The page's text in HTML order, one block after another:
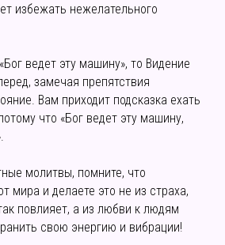
избежать нежелательного
«Бог ведет эту машину», то Видение
замечая препятствия
Вам приходит подсказка ехать
что «Бог ведет эту машину,
молитвы, помните, что
мира и делаете это не из страха,
повлияет, а из любви к людям
свою энергию и вибрации!